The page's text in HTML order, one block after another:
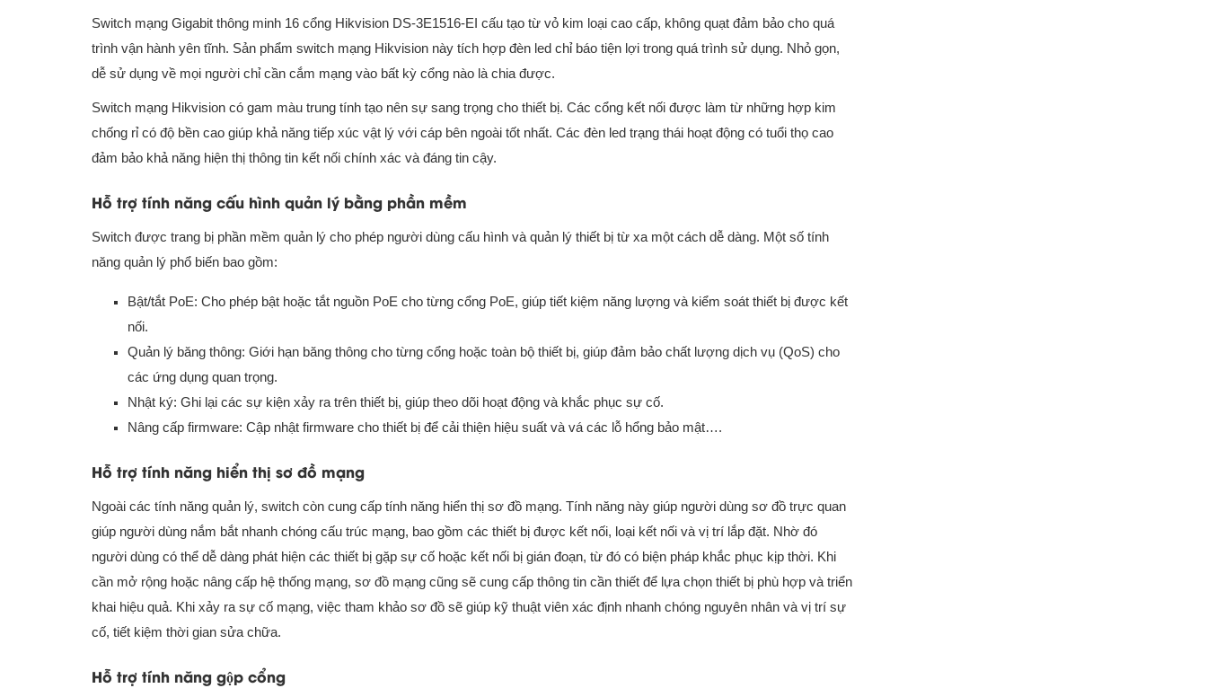
Switch mạng Gigabit thông minh 16 cổng Hikvision DS-3E1516-EI cấu tạo từ vỏ kim loại cao cấp, không quạt đảm bảo cho quá
trình vận hành yên tĩnh. Sản phẩm switch mạng Hikvision này tích hợp đèn led chỉ báo tiện lợi trong quá trình sử dụng. Nhỏ gọn,
dễ sử dụng về mọi người chỉ cần cắm mạng vào bất kỳ cổng nào là chia được.
Switch mạng Hikvision có gam màu trung tính tạo nên sự sang trọng cho thiết bị. Các cổng kết nối được làm từ những hợp kim
chống rỉ có độ bền cao giúp khả năng tiếp xúc vật lý với cáp bên ngoài tốt nhất. Các đèn led trạng thái hoạt động có tuổi thọ cao
đảm bảo khả năng hiện thị thông tin kết nối chính xác và đáng tin cậy.
Hỗ trợ tính năng cấu hình quản lý bằng phần mềm
Switch được trang bị phần mềm quản lý cho phép người dùng cấu hình và quản lý thiết bị từ xa một cách dễ dàng. Một số tính
năng quản lý phổ biến bao gồm:
Bật/tắt PoE: Cho phép bật hoặc tắt nguồn PoE cho từng cổng PoE, giúp tiết kiệm năng lượng và kiểm soát thiết bị được kết
nối.
Quản lý băng thông: Giới hạn băng thông cho từng cổng hoặc toàn bộ thiết bị, giúp đảm bảo chất lượng dịch vụ (QoS) cho
các ứng dụng quan trọng.
Nhật ký: Ghi lại các sự kiện xảy ra trên thiết bị, giúp theo dõi hoạt động và khắc phục sự cố.
Nâng cấp firmware: Cập nhật firmware cho thiết bị để cải thiện hiệu suất và vá các lỗ hổng bảo mật….
Hỗ trợ tính năng hiển thị sơ đồ mạng
Ngoài các tính năng quản lý, switch còn cung cấp tính năng hiển thị sơ đồ mạng. Tính năng này giúp người dùng sơ đồ trực quan
giúp người dùng nắm bắt nhanh chóng cấu trúc mạng, bao gồm các thiết bị được kết nối, loại kết nối và vị trí lắp đặt. Nhờ đó
người dùng có thể dễ dàng phát hiện các thiết bị gặp sự cố hoặc kết nối bị gián đoạn, từ đó có biện pháp khắc phục kịp thời. Khi
cần mở rộng hoặc nâng cấp hệ thống mạng, sơ đồ mạng cũng sẽ cung cấp thông tin cần thiết để lựa chọn thiết bị phù hợp và triển
khai hiệu quả. Khi xảy ra sự cố mạng, việc tham khảo sơ đồ sẽ giúp kỹ thuật viên xác định nhanh chóng nguyên nhân và vị trí sự
cố, tiết kiệm thời gian sửa chữa.
Hỗ trợ tính năng gộp cổng